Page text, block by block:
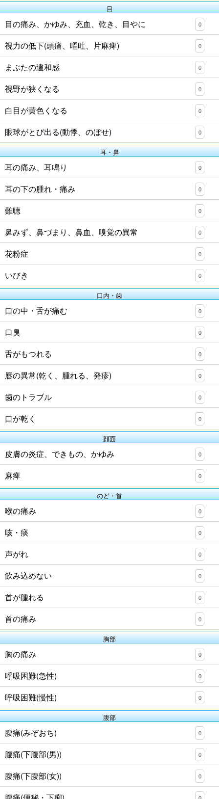
目
目の痛み、かゆみ、充血、乾き、目やに 0
視力の低下(頭痛、嘔吐、片麻痺) 0
まぶたの違和感 0
視野が狭くなる 0
白目が黄色くなる 0
眼球がとび出る(動悸、のぼせ) 0
耳・鼻
耳の痛み、耳鳴り 0
耳の下の腫れ・痛み 0
難聴 0
鼻みず、鼻づまり、鼻血、嗅覚の異常 0
花粉症 0
いびき 0
口内・歯
口の中・舌が痛む 0
口臭 0
舌がもつれる 0
唇の異常(乾く、腫れる、発疹) 0
歯のトラブル 0
口が乾く 0
顔面
皮膚の炎症、できもの、かゆみ 0
麻痺 0
のど・首
喉の痛み 0
咳・痰 0
声がれ 0
飲み込めない 0
首が腫れる 0
首の痛み 0
胸部
胸の痛み 0
呼吸困難(急性) 0
呼吸困難(慢性) 0
腹部
腹痛(みぞおち) 0
腹痛(下腹部(男)) 0
腹痛(下腹部(女)) 0
0